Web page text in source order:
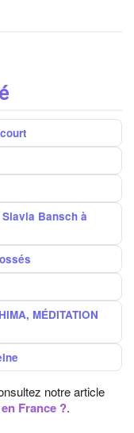
Bansch à
MÉDITATION
notre article
France ?.